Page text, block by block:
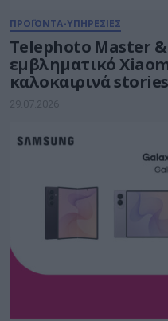
ΠΡΟΪΟΝΤΑ-ΥΠΗΡΕΣΙΕΣ
Telephoto Master &
εμβληματικό
καλοκαιρινά
29.07.2026